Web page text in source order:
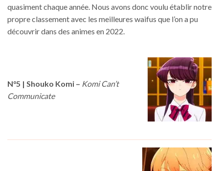
quasiment chaque année. Nous avons donc voulu établir notre
propre classement avec les meilleures waifus que l’on a pu
découvrir dans des animes en 2022.
N°5 | Shouko Komi – Komi Can’t
Communicate